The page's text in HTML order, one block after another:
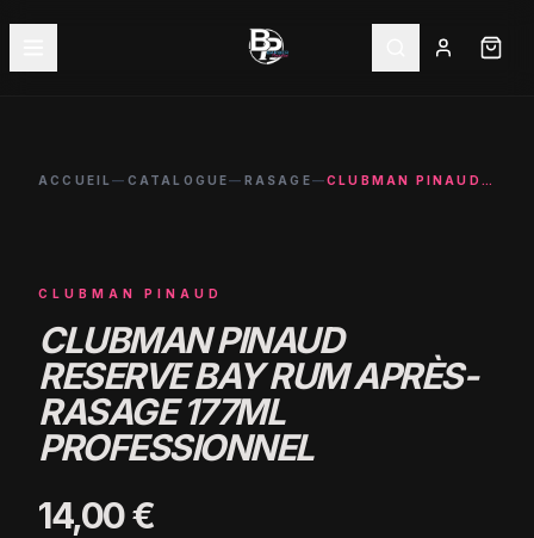
ACCUEIL— CATALOGUE— RASAGE— CLUBMAN PINAUD RESERVE BAY RUM APRÈS-RASAGE 177ML PROFESSIONNEL
CLUBMAN PINAUD
CLUBMAN PINAUD
RESERVE BAY RUM APRÈS-
RASAGE 177ML
PROFESSIONNEL
14,00 €